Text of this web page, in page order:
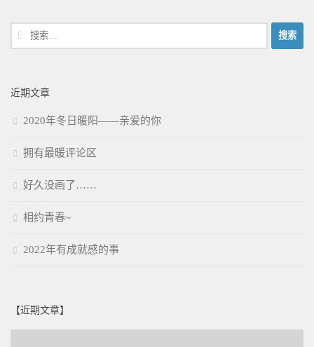
搜
索：
近期文章
2020年冬日暖阳——亲爱的你
拥有最暖评论区
好久没画了……
相约青春~
2022年有成就感的事
【近期文章】